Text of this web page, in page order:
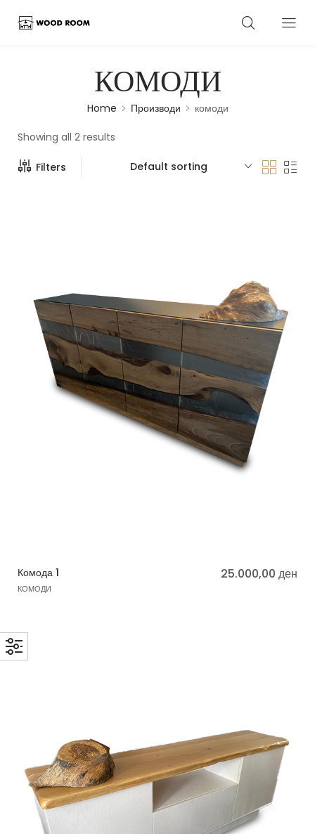
КОМОДИ
Home Производи комоди
Showing all 2 results
Filters Default sorting
Комода 1
КОМОДИ
25.000,00 ден